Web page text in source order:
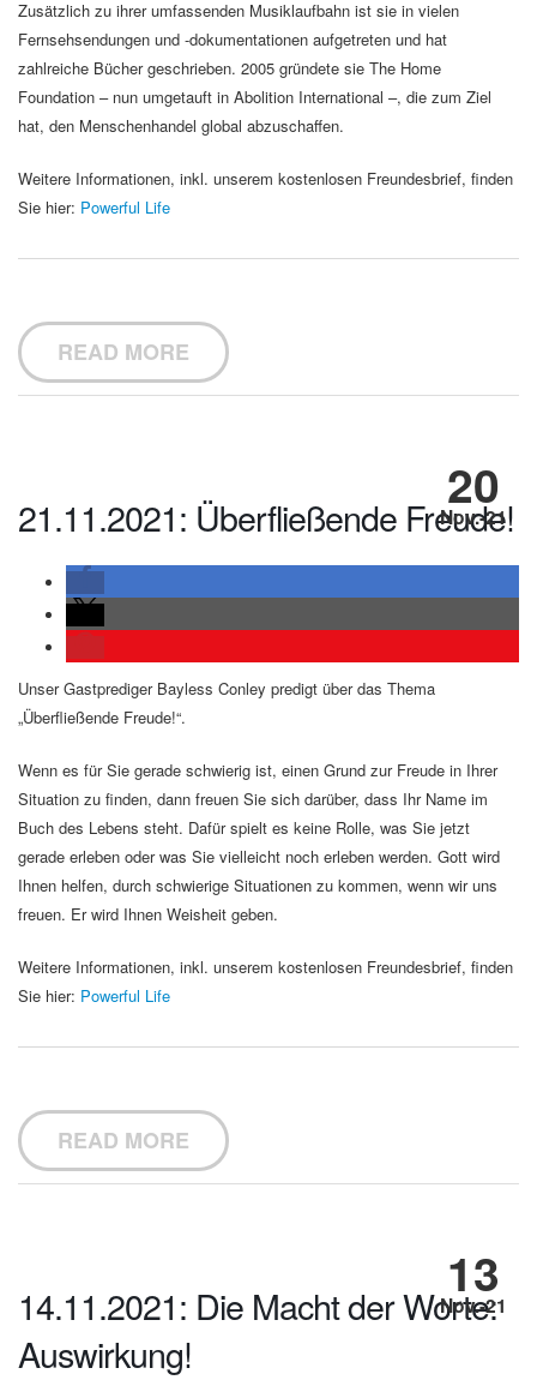
Zusätzlich zu ihrer umfassenden Musiklaufbahn ist sie in vielen
Fernsehsendungen und -dokumentationen aufgetreten und hat
zahlreiche Bücher geschrieben. 2005 gründete sie The Home
Foundation – nun umgetauft in Abolition International –, die zum Ziel
hat, den Menschenhandel global abzuschaffen.
Weitere Informationen, inkl. unserem kostenlosen Freundesbrief, finden
Sie hier: Powerful Life
READ MORE
20
Nov.-21
21.11.2021: Überfließende Freude!
Unser Gastprediger Bayless Conley predigt über das Thema
„Überfließende Freude!“.
Wenn es für Sie gerade schwierig ist, einen Grund zur Freude in Ihrer
Situation zu finden, dann freuen Sie sich darüber, dass Ihr Name im
Buch des Lebens steht. Dafür spielt es keine Rolle, was Sie jetzt
gerade erleben oder was Sie vielleicht noch erleben werden. Gott wird
Ihnen helfen, durch schwierige Situationen zu kommen, wenn wir uns
freuen. Er wird Ihnen Weisheit geben.
Weitere Informationen, inkl. unserem kostenlosen Freundesbrief, finden
Sie hier: Powerful Life
READ MORE
13
Nov.-21
14.11.2021: Die Macht der Worte:
Auswirkung!